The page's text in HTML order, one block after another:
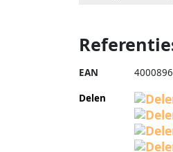
EAN
Delen